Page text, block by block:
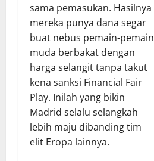
sama pemasukan. Hasilnya
mereka punya dana segar
buat nebus pemain-pemain
muda berbakat dengan
harga selangit tanpa takut
kena sanksi Financial Fair
Play. Inilah yang bikin
Madrid selalu selangkah
lebih maju dibanding tim
elit Eropa lainnya.